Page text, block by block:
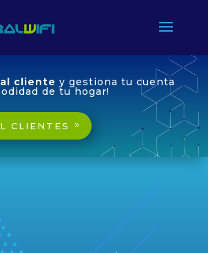
cliente y gestiona tu cuenta
de tu hogar!
CLIENTES